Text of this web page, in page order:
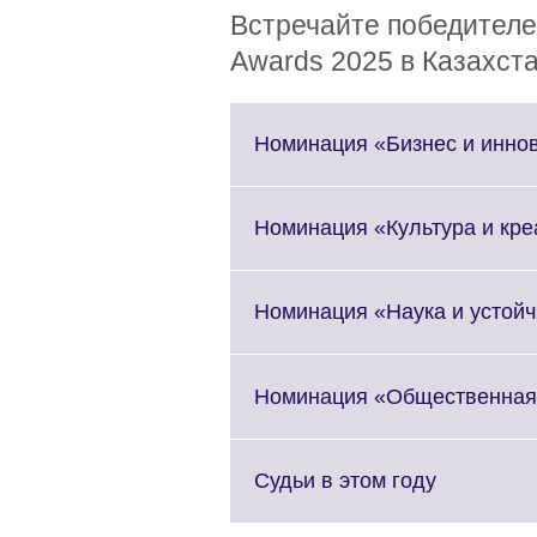
Встречайте
Awards 2025 в
Номинация «Бизнес и
Номинация «Культура и
Номинация «Наука и
Номинация «Общественная
Судьи в этом годуClick